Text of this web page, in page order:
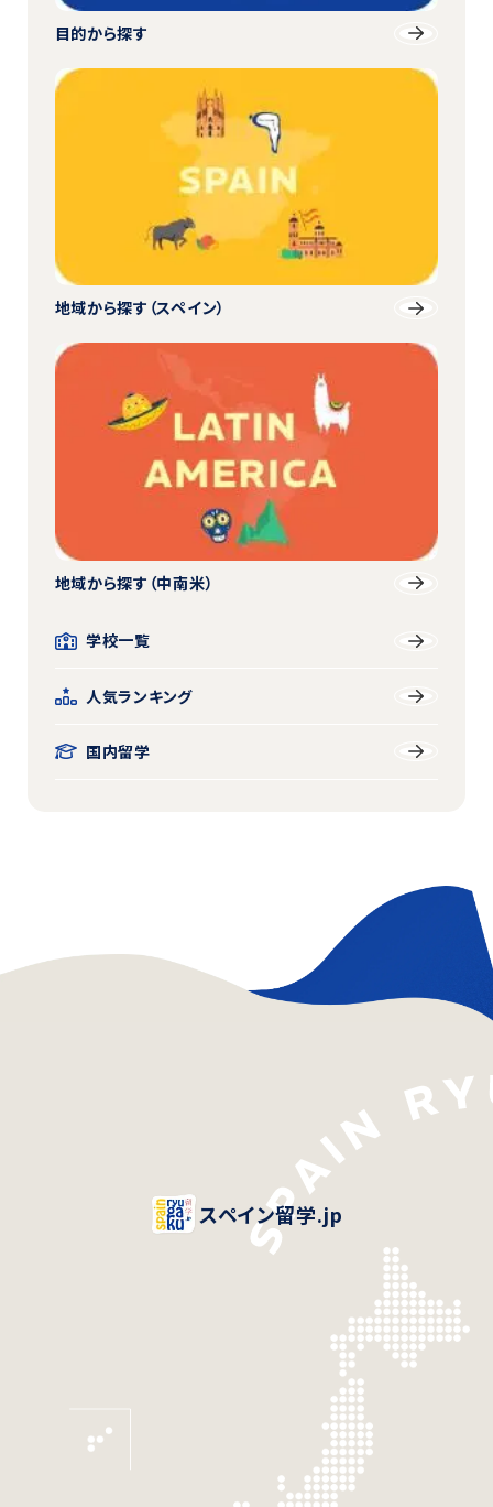
目的から探す
地域から探す （スペイン）
地域から探す （中南米）
学校一覧
人気ランキング
国内留学
スペイン留学.jp